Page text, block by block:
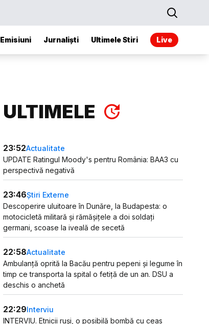
Emisiuni Jurnaliști Ultimele Stiri Live
ULTIMELE
23:52Actualitate
UPDATE Ratingul Moody's pentru România: BAA3 cu
perspectivă negativă
23:46Știri Externe
Descoperire uluitoare în Dunăre, la Budapesta: o
motocicletă militară și rămășițele a doi soldați
germani, scoase la iveală de secetă
22:58Actualitate
Ambulanță oprită la Bacău pentru pepeni și legume în
timp ce transporta la spital o fetiță de un an. DSU a
deschis o anchetă
22:29Interviu
INTERVIU. Etnicii ruși, o posibilă bombă cu ceas